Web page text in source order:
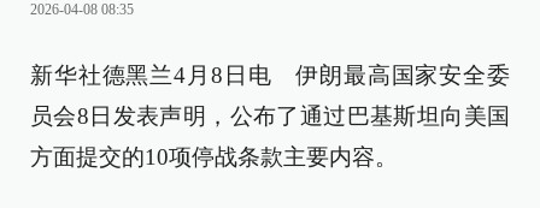
2026-04-08 08:35
新华社德黑兰4月8日电 伊朗最高国家安全委
员会8日发表声明，公布了通过巴基斯坦向美国
方面提交的10项停战条款主要内容。